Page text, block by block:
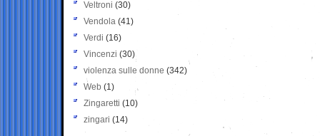
Veltroni (30)
Vendola (41)
Verdi (16)
Vincenzi (30)
violenza sulle donne (342)
Web (1)
Zingaretti (10)
zingari (14)